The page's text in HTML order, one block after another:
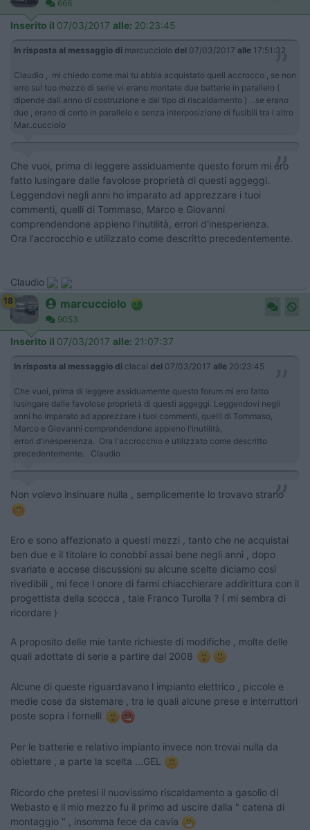
666
Inserito il 07/03/2017 alle: 20:23:45
In risposta al messaggio di marcucciolo del 07/03/2017 alle 17:51:32
Claudio , mi chiedo come mai tu abbia acquistato quell accrocco , se non
erro sul tuo mezzo di serie vi erano montate due batterie in parallelo (
dipende dall anno di costruzione e dal tipo di riscaldamento ) ..se erano
due , erano di certo in parallelo e senza interposizione di fusibili tra l altro
Mar..cucciolo
Che vuoi, prima di leggere assiduamente questo forum mi ero
fatto lusingare dalle favolose proprietà di questi aggeggi.
Leggendovi negli anni ho imparato ad apprezzare i tuoi
commenti, quelli di Tommaso, Marco e Giovanni
comprendendone appieno l'inutilità, errori d'inesperienza.
Ora l'accrocchio e utilizzato come descritto precedentemente.
Claudio
18 marcucciolo
9053
Inserito il 07/03/2017 alle: 21:07:37
In risposta al messaggio di clacal del 07/03/2017 alle 20:23:45
Che vuoi, prima di leggere assiduamente questo forum mi ero fatto
lusingare dalle favolose proprietà di questi aggeggi. Leggendovi negli
anni ho imparato ad apprezzare i tuoi commenti, quelli di Tommaso,
Marco e Giovanni comprendendone appieno l'inutilità,
errori d'inesperienza. Ora l'accrocchio e utilizzato come descritto
precedentemente. Claudio
Non volevo insinuare nulla , semplicemente lo trovavo strano
Ero e sono affezionato a questi mezzi , tanto che ne acquistai
ben due e il titolare lo conobbi assai bene negli anni , dopo
svariate e accese discussioni su alcune scelte diciamo così
rivedibili , mi fece l onore di farmi chiacchierare addirittura con il
progettista della scocca , tale Franco Turolla ? ( mi sembra di
ricordare )
A proposito delle mie tante richieste di modifiche , molte delle
quali adottate di serie a partire dal 2008
Alcune di queste riguardavano l impianto elettrico , piccole e
medie cose da sistemare , tra le quali alcune prese e interruttori
poste sopra i fornelli
Per le batterie e relativo impianto invece non trovai nulla da
obiettare , a parte la scelta ...GEL
Ricordo che pretesi il nuovissimo riscaldamento a gasolio di
Webasto e il mio mezzo fu il primo ad uscire dalla " catena di
montaggio " , insomma fece da cavia